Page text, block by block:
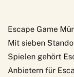
Escape Game
Mit sieben
Spielen gehört
Anbietern für